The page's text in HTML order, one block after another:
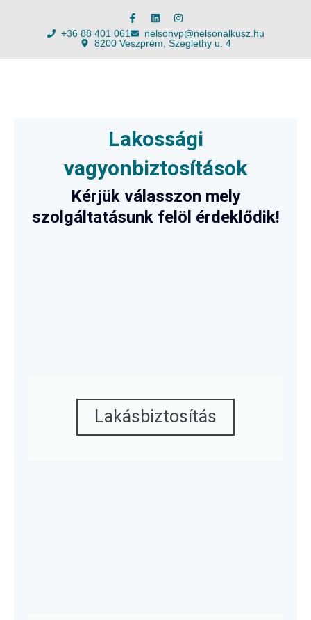
+36 88 401 061
nelsonvp@nelsonalkusz.hu
8200 Veszprém, Szeglethy u. 4
Lakossági
vagyonbiztosítások
Kérjük válasszon mely
szolgáltatásunk felöl érdeklődik!
Lakásbiztosítás